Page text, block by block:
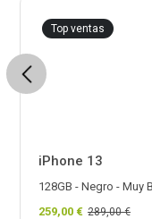
Previous
Top ventas
iPhone 13
128GB - Negro - Muy
259,00 € 289,00 €